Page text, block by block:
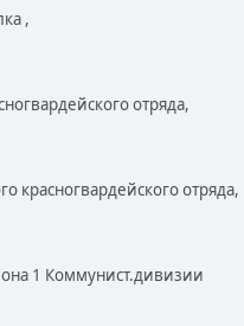
,
отряда,
красногвардейского отряда,
1 Коммунист.дивизии